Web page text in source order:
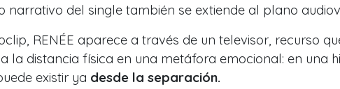
narrativo del single también se extiende al plano
RENÉE aparece a través de un televisor, recurso
la distancia física en una metáfora emocional: en una
existir ya desde la separación.